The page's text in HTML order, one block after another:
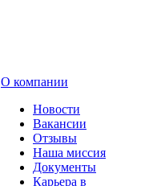
О компании
Новости
Вакансии
Отзывы
Наша миссия
Документы
Карьера в